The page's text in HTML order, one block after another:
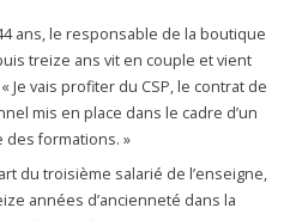
ans, le responsable de la boutique
treize ans vit en couple et vient
Je vais profiter du CSP, le contrat de
mis en place dans le cadre d’un
des formations. »
du troisième salarié de l’enseigne,
années d’ancienneté dans la